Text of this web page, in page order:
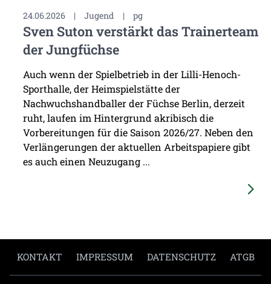
24.06.2026 | Jugend | pg
Sven Suton verstärkt das Trainerteam
der Jungfüchse
Auch wenn der Spielbetrieb in der Lilli-Henoch-
Sporthalle, der Heimspielstätte der
Nachwuchshandballer der Füchse Berlin, derzeit
ruht, laufen im Hintergrund akribisch die
Vorbereitungen für die Saison 2026/27. Neben den
Verlängerungen der aktuellen Arbeitspapiere gibt
es auch einen Neuzugang ...
KONTAKT IMPRESSUM DATENSCHUTZ ATGB